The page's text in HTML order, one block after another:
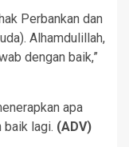
Perbankan dan
Alhamdulillah,
dengan baik,”
apa
baik lagi. (ADV)